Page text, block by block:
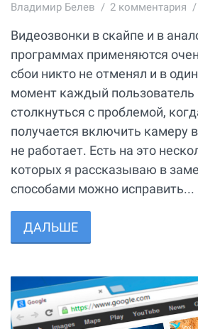
Владимир Белев 2 комментария
Видеозвонки в скайпе и в
программах применяются
сбои никто не отменял и в
момент каждый
столкнуться с проблемой,
получается включить камеру
не работает. Есть на это
которых я рассказываю в
способами можно исправить...
ДАЛЬШЕ